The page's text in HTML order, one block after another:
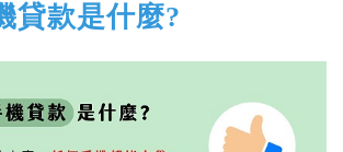
貸款是什麼?